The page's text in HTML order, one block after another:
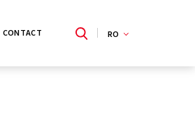
CONTACT
RO